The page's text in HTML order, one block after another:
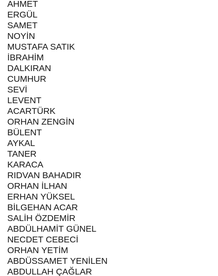
AHMET
ERGÜL
SAMET
NOYİN
MUSTAFA SATIK
İBRAHİM
DALKIRAN
CUMHUR
SEVİ
LEVENT
ACARTÜRK
ORHAN ZENGİN
BÜLENT
AYKAL
TANER
KARACA
RIDVAN BAHADIR
ORHAN İLHAN
ERHAN YÜKSEL
BİLGEHAN ACAR
SALİH ÖZDEMİR
ABDÜLHAMİT GÜNEL
NECDET CEBECİ
ORHAN YETİM
ABDÜSSAMET YENİLEN
ABDULLAH ÇAĞLAR